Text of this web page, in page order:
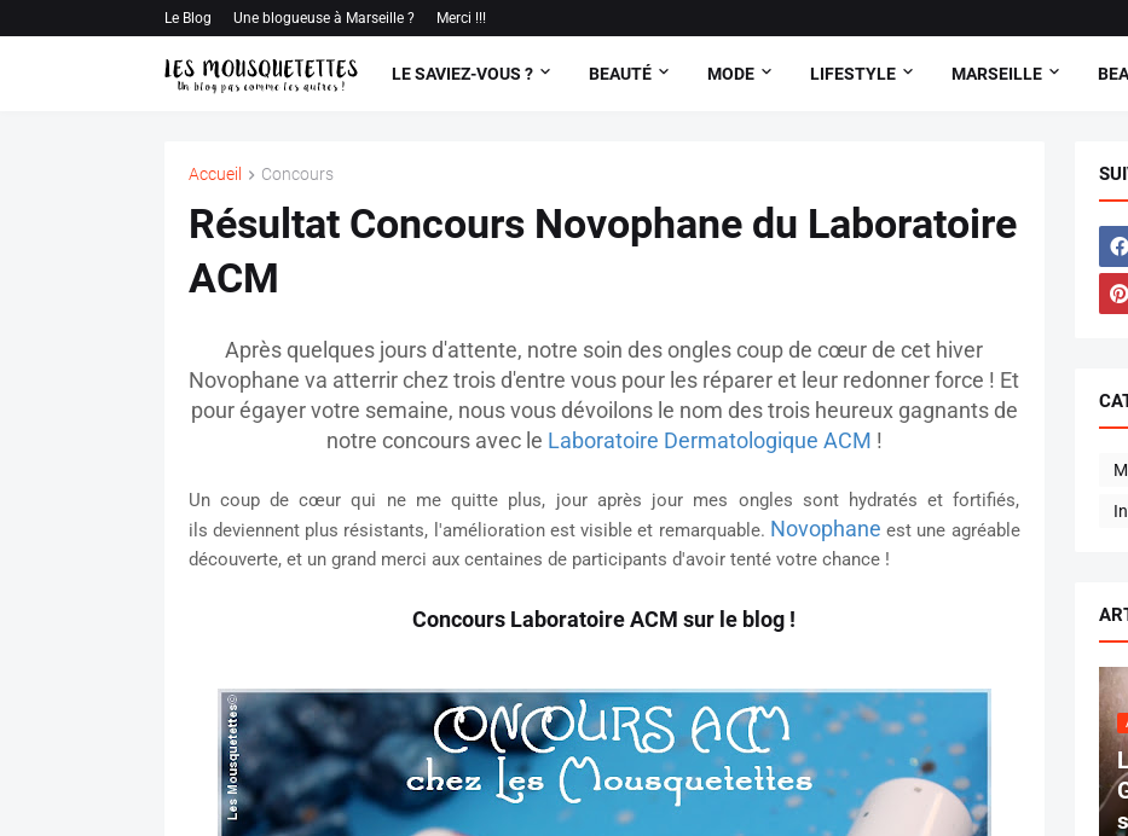
Le Blog Une blogueuse à Marseille ? Merci !!!
LE SAVIEZ-VOUS ? BEAUTÉ MODE LIFESTYLE MARSEILLE
Accueil Concours
Résultat Concours Novophane du Laboratoire
ACM
Après quelques jours d'attente, notre soin des ongles coup de cœur de cet hiver
Novophane va atterrir chez trois d'entre vous pour les réparer et leur redonner force ! Et
pour égayer votre semaine, nous vous dévoilons le nom des trois heureux gagnants de
notre concours avec le Laboratoire Dermatologique ACM !
Un coup de cœur qui ne me quitte plus, jour après jour mes ongles sont hydratés et fortifiés,
ils deviennent plus résistants, l'amélioration est visible et remarquable. Novophane est une agréable
découverte, et un grand merci aux centaines de participants d'avoir tenté votre chance !
Concours Laboratoire ACM sur le blog !